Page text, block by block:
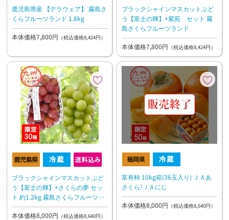
鹿児島県産 【デラウェア】 霧島さ
くらフルーツランド 1.8kg
本体価格7,800円 （税込価格8,424円）
ブラックシャインマスカットぶど
う【富士の輝】+紫苑 セット 霧
島さくらフルーツランド
本体価格7,800円 （税込価格8,424円）
ブラックシャインマスカットぶど
う【富士の輝】+さくらの夢 セッ
ト 約1.2kg 霧島さくらフルーツラ
ンド
本体価格8,000円 （税込価格8,640円）
富有柿 10kg箱(36玉入り) ＪＡあ
さくら/ＪＡにじ
本体価格8,000円 （税込価格8,640円）